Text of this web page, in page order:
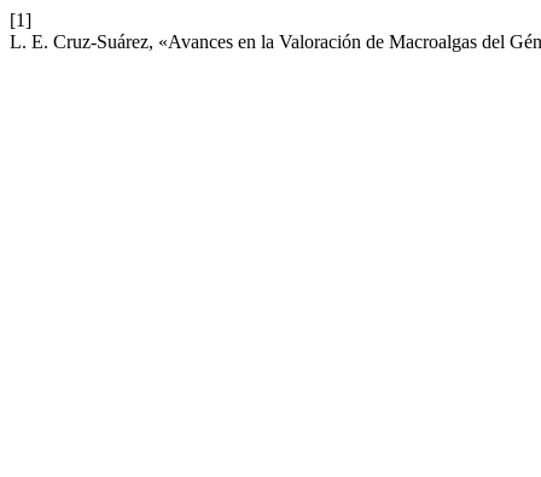
[1]
L. E. Cruz-Suárez, «Avances en la Valoración de Macroalgas del